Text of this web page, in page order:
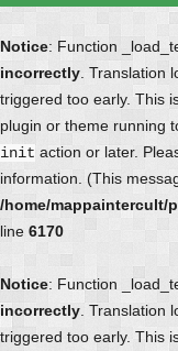
Notice: Function
incorrectly . Translation
triggered too early. This
plugin or theme running
init action or later.
information. (This
/home/
line 6170
Notice: Function
incorrectly . Translation
triggered too early. This